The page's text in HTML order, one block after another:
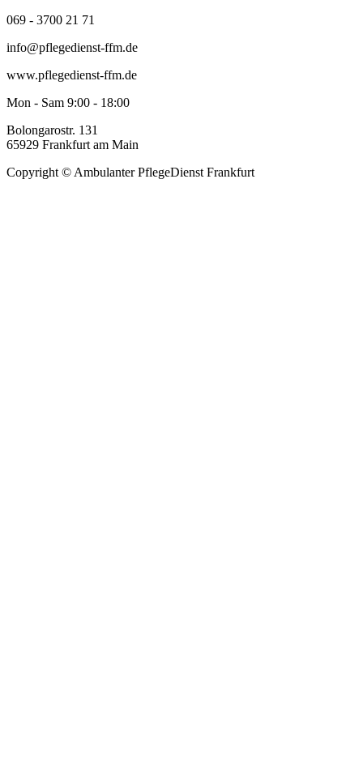
069 - 3700 21 71
info@pflegedienst-ffm.de
www.pflegedienst-ffm.de
Mon - Sam 9:00 - 18:00
Bolongarostr. 131
65929 Frankfurt am Main
Copyright © Ambulanter PflegeDienst Frankfurt